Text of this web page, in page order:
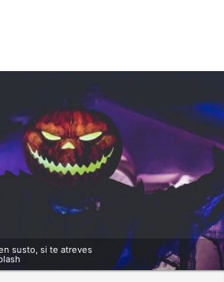
susto, si te atreves